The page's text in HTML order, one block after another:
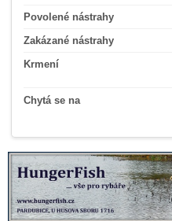
Povolené nástrahy
Zakázané nástrahy
Krmení
Chytá se na